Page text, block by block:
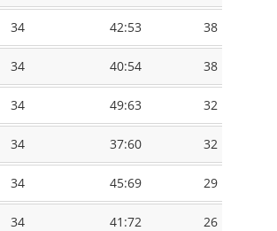
34 42:53 38
34 40:54 38
34 49:63 32
34 37:60 32
34 45:69 29
34 41:72 26